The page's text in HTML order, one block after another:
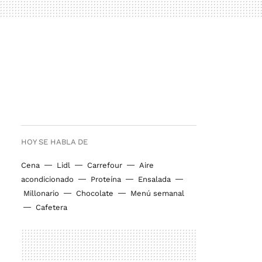
HOY SE HABLA DE
Cena Lidl Carrefour
Aire
acondicionado
Proteína
Ensalada
Millonario
Chocolate
Menú semanal
Cafetera